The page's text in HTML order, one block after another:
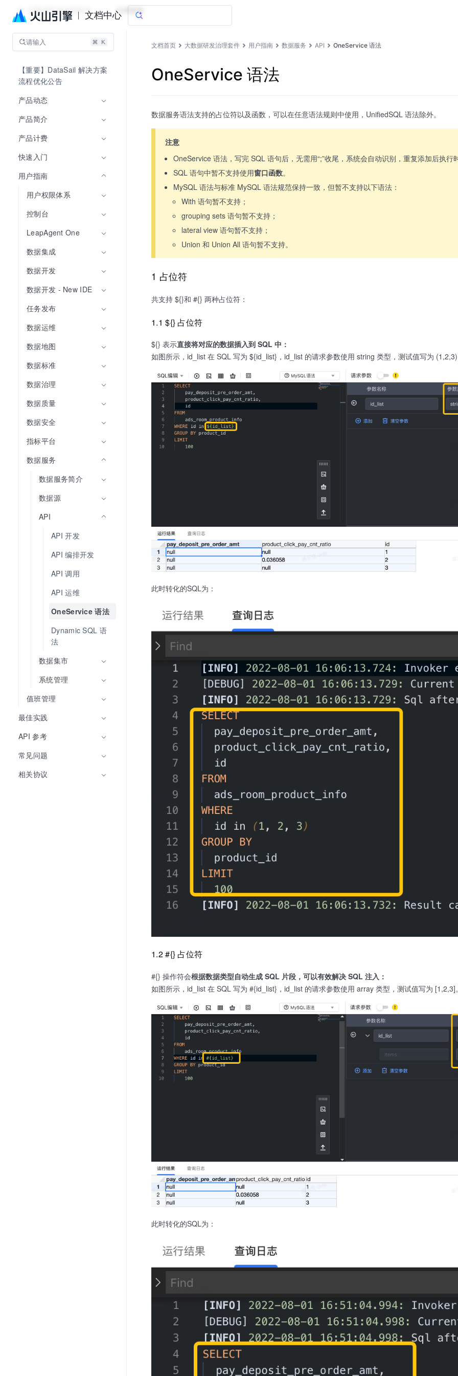
文档中心
大数据研发治理套件 文档指南
请输入
【重要】DataSail 解决方案
流程优化公告
产品动态
产品简介
产品计费
快速入门
用户指南
用户权限体系
控制台
LeapAgent One
数据集成
数据开发
数据开发 - New IDE
任务发布
数据运维
数据地图
数据标准
数据治理
数据质量
数据安全
指标平台
数据服务
数据服务简介
数据源
API
API 开发
API 编排开发
API 调用
API 运维
OneService 语法
Dynamic SQL 语
法
数据集市
系统管理
值班管理
最佳实践
API 参考
常见问题
相关协议
文档首页 大数据研发治理套件 用户指南 数据服务 API OneService 语法
OneService 语法
数据服务语法支持的占位符以及函数，可以在任意语法规则中使用，UnifiedSQL 语法除外。
注意
OneService 语法，写完 SQL 语句后，无需用“;”收尾，系统会自动识别，重复添加后执行
SQL 语句中暂不支持使用窗口函数。
MySQL 语法与标准 MySQL 语法规范保持一致，但暂不支持以下语法：
With 语句暂不支持；
grouping sets 语句暂不支持；
lateral view 语句暂不支持；
Union 和 Union All 语句暂不支持。
1 占位符
共支持 ${}和 #{} 两种占位符：
1.1 ${} 占位符
${} 表示直接将对应的数据插入到 SQL 中：
如图所示，id_list 在 SQL 写为 ${id_list}，id_list 的请求参数使用 string 类型，测试值写为
此时转化的SQL为：
1.2 #{} 占位符
#{} 操作符会根据数据类型自动生成 SQL 片段，可以有效解决 SQL 注入：
如图所示，id_list 在 SQL 写为 #{id_list}，id_list 的请求参数使用 array 类型，测试值写为 [1,2,3]
此时转化的SQL为：